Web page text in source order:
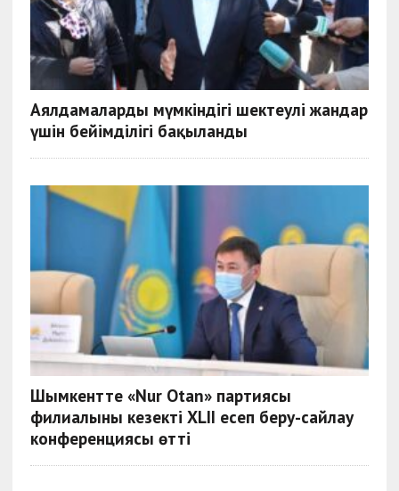
Аялдамалардың мүмкіндігі шектеулі жандар
үшін бейімділігі бақыланды
Шымкентте «Nur Otan» партиясы
филиалының кезекті XLII есеп беру-сайлау
конференциясы өтті